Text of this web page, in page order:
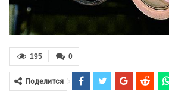
0
195
Поделится